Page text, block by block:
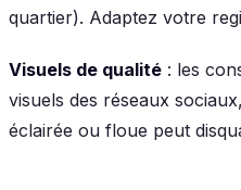
quartier). Adaptez votre
Visuels de qualité : les
visuels des réseaux
éclairée ou floue peut